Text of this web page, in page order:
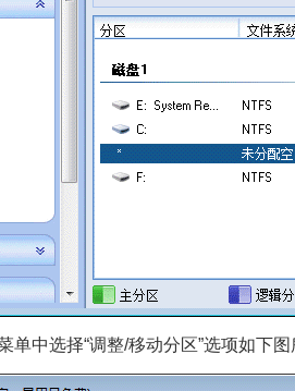
单中选择“调整/移动分区”选项如下图